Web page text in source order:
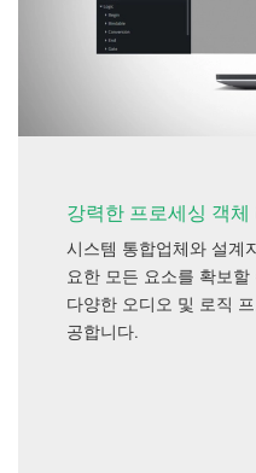
강력한 프로세싱 객체
시스템 통합업체와 설계
요한 모든 요소를 확보
다양한 오디오 및 로직
공합니다.